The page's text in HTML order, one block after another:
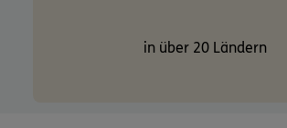
in über 20 Ländern